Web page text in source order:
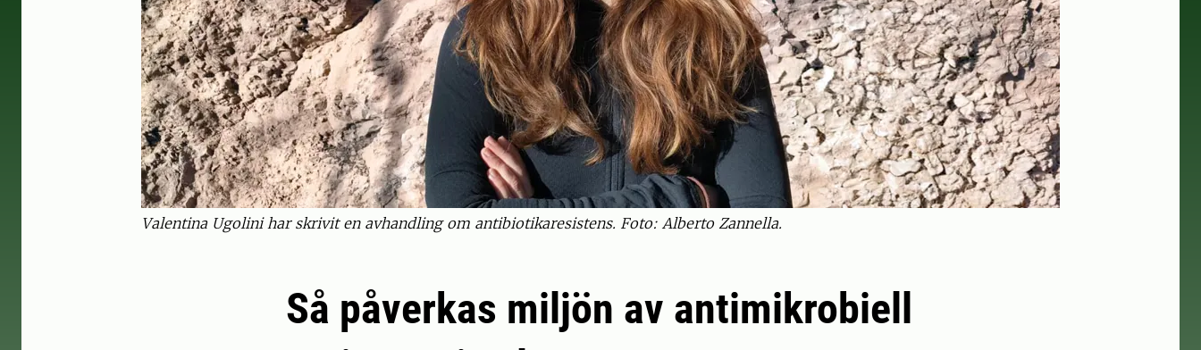
Valentina Ugolini har skrivit en avhandling om antibiotikaresistens. Foto: Alberto Zannella.
Så påverkas miljön av antimikrobiell